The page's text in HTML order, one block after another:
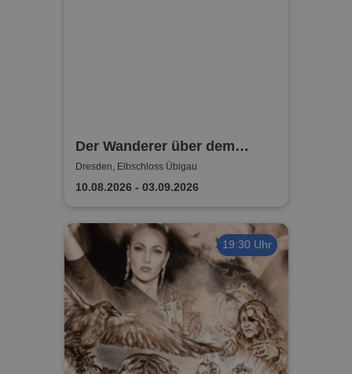
Der Wanderer über dem
Nebelmeer -
SOMMEROPENAIR am
Dresden, Elbschloss Übigau
10.08.2026 - 03.09.2026
19:30 Uhr